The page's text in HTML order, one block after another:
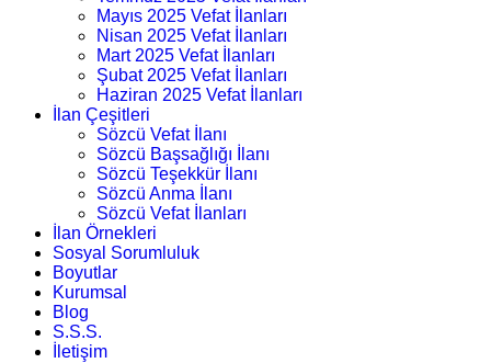
Mayıs 2025 Vefat İlanları
Nisan 2025 Vefat İlanları
Mart 2025 Vefat İlanları
Şubat 2025 Vefat İlanları
Haziran 2025 Vefat İlanları
İlan Çeşitleri
Sözcü Vefat İlanı
Sözcü Başsağlığı İlanı
Sözcü Teşekkür İlanı
Sözcü Anma İlanı
Sözcü Vefat İlanları
İlan Örnekleri
Sosyal Sorumluluk
Boyutlar
Kurumsal
Blog
S.S.S.
İletişim